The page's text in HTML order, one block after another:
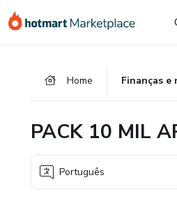
para
para
para
Home Finanças e
PACK 10 MIL
Português